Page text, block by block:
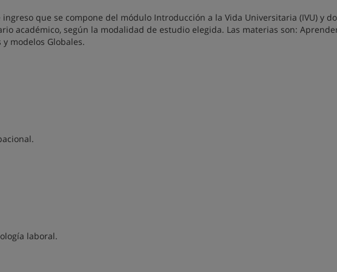
que se compone del módulo Introducción a la Vida Universitaria (IVU) y
académico, según la modalidad de estudio elegida. Las materias son:
modelos Globales.
laboral.